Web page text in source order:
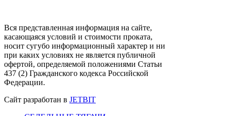
Вся представленная информация на сайте,
касающаяся условий и стоимости проката,
носит сугубо информационный характер и ни
при каких условиях не является публичной
офертой, определяемой положениями Статьи
437 (2) Гражданского кодекса Российской
Федерации.
Сайт разработан в JETBIT